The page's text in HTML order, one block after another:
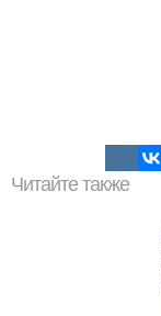
Читайте также